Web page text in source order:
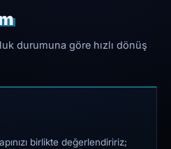
durumuna göre hızlı dönüş
birlikte değerlendiririz;